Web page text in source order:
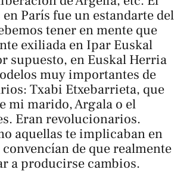
en París fue un estandarte del
tener en mente que
exiliada en Ipar Euskal
supuesto, en Euskal Herria
muy importantes de
Txabi Etxebarrieta, que
mi marido, Argala o el
Eran revolucionarios.
aquellas te implicaban en
de que realmente
a producirse cambios.